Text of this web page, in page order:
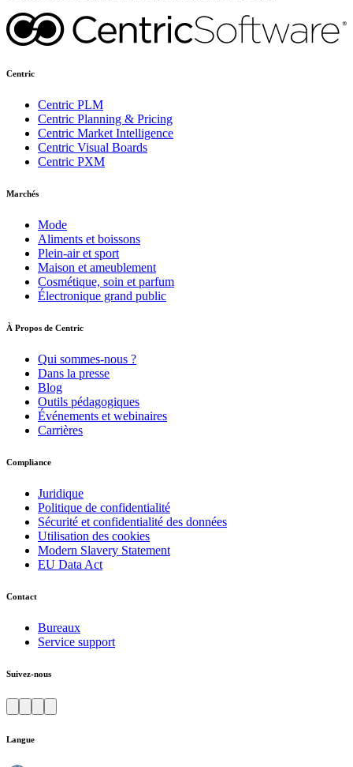
Centric
Centric PLM
Centric Planning & Pricing
Centric Market Intelligence
Centric Visual Boards
Centric PXM
Marchés
Mode
Aliments et boissons
Plein-air et sport
Maison et ameublement
Cosmétique, soin et parfum
Électronique grand public
À Propos de Centric
Qui sommes-nous ?
Dans la presse
Blog
Outils pédagogiques
Événements et webinaires
Carrières
Compliance
Juridique
Politique de confidentialité
Sécurité et confidentialité des données
Utilisation des cookies
Modern Slavery Statement
EU Data Act
Contact
Bureaux
Service support
Suivez-nous
Langue